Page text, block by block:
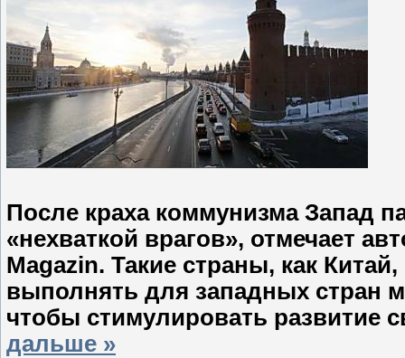
После краха коммунизма Запад
«нехваткой врагов», отмечает
Magazin. Такие страны, как
выполнять для западных
чтобы стимулировать развитие
дальше »